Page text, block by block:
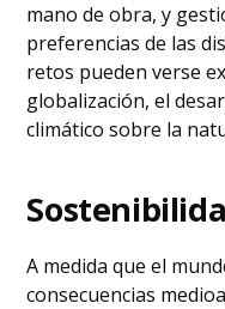
mano de obra, y
preferencias de las
retos pueden verse
globalización, el
climático sobre la
A medida que el
consecuencias